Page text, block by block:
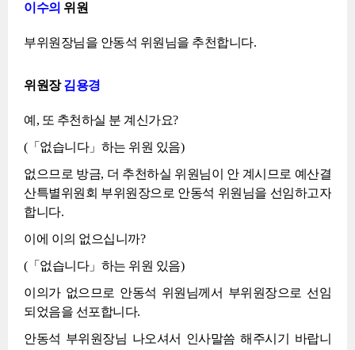
이수의 위원
부위원장님을 안동석 위원님을 추천합니다.
위원장김용경
예, 또 추천하실 분 계신가요?
(「없습니다」하는 위원 있음)
없으므로 방금, 더 추천하실 위원님이 안 계시므로 예산결
산특별위원회 부위원장으로 안동석 위원님을 선임하고자
합니다.
이에 이의 없으십니까?
(「없습니다」하는 위원 있음)
이의가 없으므로 안동석 위원님께서 부위원장으로 선임
되었음을 선포합니다.
안동석 부위원장님 나오셔서 인사말씀 해주시기 바랍니